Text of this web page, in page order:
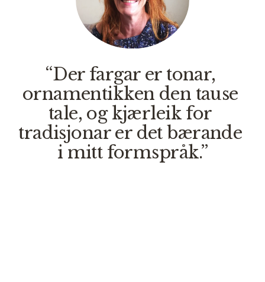
“Der fargar er tonar,
ornamentikken den tause
tale, og kjærleik for
tradisjonar er det bærande
i mitt formspråk.”